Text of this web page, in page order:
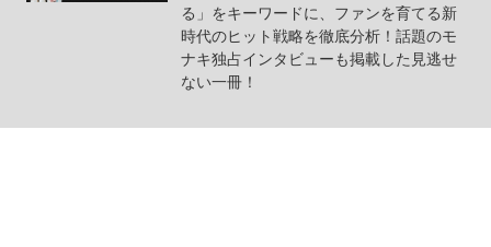
る」をキーワードに、ファンを育てる新
時代のヒット戦略を徹底分析！話題のモ
ナキ独占インタビューも掲載した見逃せ
ない一冊！